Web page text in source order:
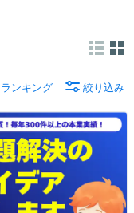
ランキング 絞り込み